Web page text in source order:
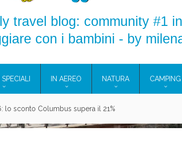
travel blog: community #1
con i bambini - by
IN AEREO NATURA CAMPING
che hanno conquistato la mia valigia (e la pelle